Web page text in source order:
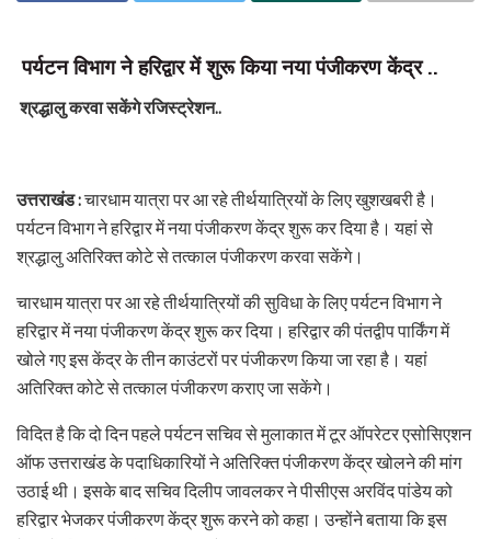
पर्यटन विभाग ने हरिद्वार में शुरू किया नया पंजीकरण केंद्र ..
श्रद्धालु करवा सकेंगे रजिस्ट्रेशन..
उत्तराखंड :चारधाम यात्रा पर आ रहे तीर्थयात्रियों के लिए खुशखबरी है।
पर्यटन विभाग ने हरिद्वार में नया पंजीकरण केंद्र शुरू कर दिया है। यहां से
श्रद्धालु अतिरिक्त कोटे से तत्काल पंजीकरण करवा सकेंगे।
चारधाम यात्रा पर आ रहे तीर्थयात्रियों की सुविधा के लिए पर्यटन विभाग ने
हरिद्वार में नया पंजीकरण केंद्र शुरू कर दिया। हरिद्वार की पंतद्वीप पार्किंग में
खोले गए इस केंद्र के तीन काउंटरों पर पंजीकरण किया जा रहा है। यहां
अतिरिक्त कोटे से तत्काल पंजीकरण कराए जा सकेंगे।
विदित है कि दो दिन पहले पर्यटन सचिव से मुलाकात में टूर ऑपरेटर एसोसिएशन
ऑफ उत्तराखंड के पदाधिकारियों ने अतिरिक्त पंजीकरण केंद्र खोलने की मांग
उठाई थी। इसके बाद सचिव दिलीप जावलकर ने पीसीएस अरविंद पांडेय को
हरिद्वार भेजकर पंजीकरण केंद्र शुरू करने को कहा। उन्होंने बताया कि इस